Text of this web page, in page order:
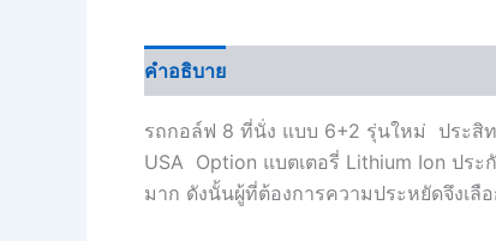
คำอธิบาย
รถกอล์ฟ 8 ที่นั่ง แบบ 6+2 รุ่นใหม่ ประสิ
USA Option แบตเตอรี่ Lithium Ion ปร
มาก ดังนั้นผู้ที่ต้องการความประหยัดจึงเ